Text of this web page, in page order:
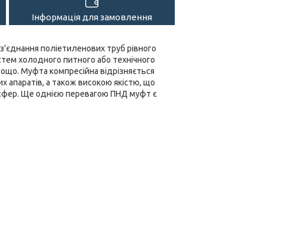
Інформація для замовлення
поліетиленових труб рівного
холодного питного або технічного
Муфта компресійна відрізняється
апаратів, а також високою якістю, що
Ще однією перевагою ПНД муфт є